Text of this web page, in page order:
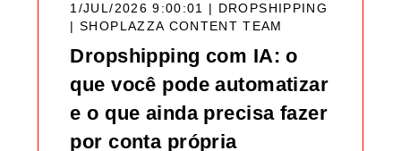
1/JUL/2026 9:00:01 | DROPSHIPPING
|SHOPLAZZA CONTENT TEAM
Dropshipping com IA: o
que você pode automatizar
e o que ainda precisa fazer
por conta própria